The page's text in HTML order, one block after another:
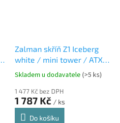
Zalman skříň Z1 Iceberg
white / mini tower / ATX /
3x120 fan / 2xUSB 3.0 /
1xUSB 2.0 / prosklená
bočnice / bílý
Skladem u dodavatele (>5 ks)
1 477 Kč bez DPH
1 787 Kč / ks
Do košíku